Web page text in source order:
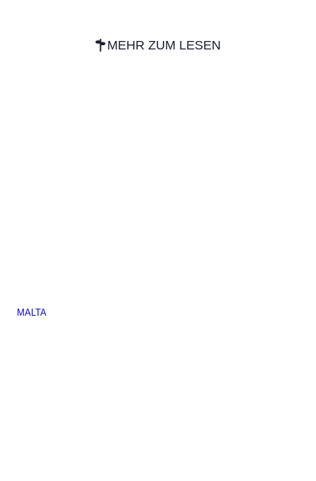
MEHR ZUM LESEN
MALTA